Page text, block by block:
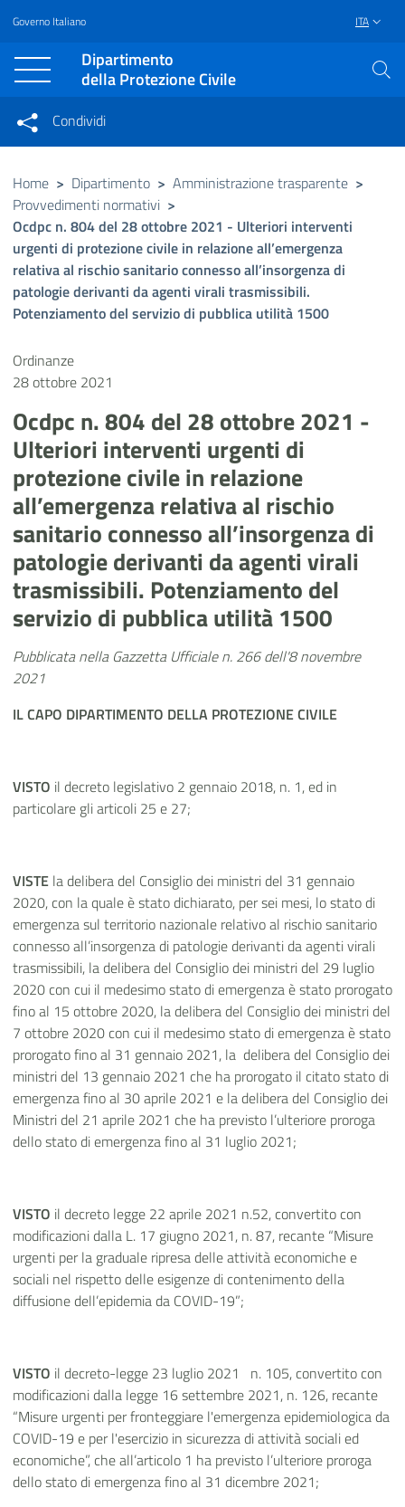
Vai al contenuto principale
Raggiungi il piè di pagina
Governo Italiano ITA
Dipartimento
della Protezione Civile
Condividi su Facebook
Condividi su Twitter
Condividi su LinkedIn
Condividi
Condividi sui social network
Home > Dipartimento > Amministrazione trasparente >
Provvedimenti normativi >
Ocdpc n. 804 del 28 ottobre 2021 - Ulteriori interventi
urgenti di protezione civile in relazione all’emergenza
relativa al rischio sanitario connesso all’insorgenza di
patologie derivanti da agenti virali trasmissibili.
Potenziamento del servizio di pubblica utilità 1500
Ordinanze
28 ottobre 2021
Ocdpc n. 804 del 28 ottobre 2021 -
Ulteriori interventi urgenti di
protezione civile in relazione
all’emergenza relativa al rischio
sanitario connesso all’insorgenza di
patologie derivanti da agenti virali
trasmissibili. Potenziamento del
servizio di pubblica utilità 1500
Pubblicata nella Gazzetta Ufficiale n. 266 dell'8 novembre
2021
ILCAPO DIPARTIMENTO DELLA PROTEZIONE CIVILE
VISTO il decreto legislativo 2 gennaio 2018, n. 1, ed in
particolare gli articoli 25 e 27;
VISTE la delibera del Consiglio dei ministri del 31 gennaio
2020, con la quale è stato dichiarato, per sei mesi, lo stato di
emergenza sul territorio nazionale relativo al rischio sanitario
connesso all’insorgenza di patologie derivanti da agenti virali
trasmissibili, la delibera del Consiglio dei ministri del 29 luglio
2020 con cui il medesimo stato di emergenza è stato prorogato
fino al 15 ottobre 2020, la delibera del Consiglio dei ministri del
7 ottobre 2020 con cui il medesimo stato di emergenza è stato
prorogato fino al 31 gennaio 2021, la delibera del Consiglio dei
ministri del 13 gennaio 2021 che ha prorogato il citato stato di
emergenza fino al 30 aprile 2021 e la delibera del Consiglio dei
Ministri del 21 aprile 2021 che ha previsto l’ulteriore proroga
dello stato di emergenza fino al 31 luglio 2021;
VISTO il decreto legge 22 aprile 2021 n.52, convertito con
modificazioni dalla L. 17 giugno 2021, n. 87, recante “Misure
urgenti per la graduale ripresa delle attività economiche e
sociali nel rispetto delle esigenze di contenimento della
diffusione dell’epidemia da COVID-19”;
VISTO il decreto-legge 23 luglio 2021 n. 105, convertito con
modificazioni dalla legge 16 settembre 2021, n. 126, recante
“Misure urgenti per fronteggiare l'emergenza epidemiologica da
COVID-19 e per l'esercizio in sicurezza di attività sociali ed
economiche”, che all’articolo 1 ha previsto l’ulteriore proroga
dello stato di emergenza fino al 31 dicembre 2021;